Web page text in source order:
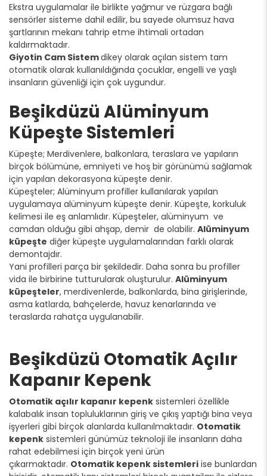
Ekstra uygulamalar ile birlikte yağmur ve rüzgara bağlı
sensörler sisteme dahil edilir, bu sayede olumsuz hava
şartlarının mekanı tahrip etme ihtimali ortadan
kaldırmaktadır.
Giyotin Cam Sistemdikey olarak açılan sistem tam
otomatik olarak kullanıldığında çocuklar, engelli ve yaşlı
insanların güvenliği için çok uygundur.
Beşikdüzü Alüminyum
Küpeşte Sistemleri
Küpeşte; Merdivenlere, balkonlara, teraslara ve yapıların
birçok bölümüne, emniyeti ve hoş bir görünümü sağlamak
için yapılan dekorasyona küpeşte denir.
Küpeşteler; Alüminyum profiller kullanılarak yapılan
uygulamaya alüminyum küpeşte denir. Küpeşte, korkuluk
kelimesi ile eş anlamlıdır. Küpeşteler, alüminyum ve
camdan olduğu gibi ahşap, demir de olabilir. Alüminyum
küpeşte diğer küpeşte uygulamalarından farklı olarak
demontajdır.
Yani profilleri parça bir şekildedir. Daha sonra bu profiller
vida ile birbirine tutturularak oluşturulur. Alüminyum
küpeşteler, merdivenlerde, balkonlarda, bina girişlerinde,
asma katlarda, bahçelerde, havuz kenarlarında ve
teraslarda rahatça uygulanabilir.
Beşikdüzü Otomatik Açılır
Kapanır Kepenk
Otomatik açılır kapanır kepenk sistemleri özellikle
kalabalık insan topluluklarının giriş ve çıkış yaptığı bina veya
işyerleri gibi birçok alanlarda kullanılmaktadır. Otomatik
kepenk sistemleri günümüz teknoloji ile insanların daha
rahat edebilmesi için birçok yeni ürün
çıkarmaktadır. Otomatik kepenk sistemleri ise bunlardan